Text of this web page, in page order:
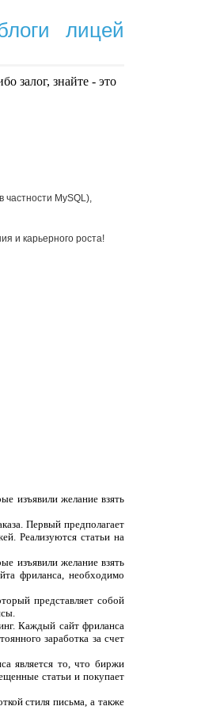
лицей
залог, знайте - это
MySQL),
и карьерного роста!
изъявили желание взять
Первый предполагает
Реализуются статьи на
изъявили желание взять
фриланса, необходимо
представляет собой
Каждый сайт фриланса
заработка за счет
является то, что биржи
статьи и покупает
стиля письма, а также